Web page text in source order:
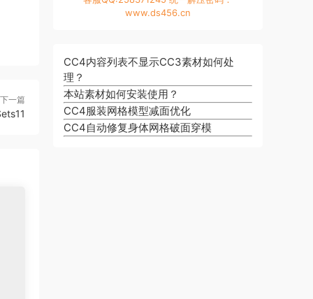
下一篇
www.ds456.cn
CC4内容列表不显示CC3素材如何处
理？
本站素材如何安装使用？
CC4服装网格模型减面优化
CC4自动修复身体网格破面穿模